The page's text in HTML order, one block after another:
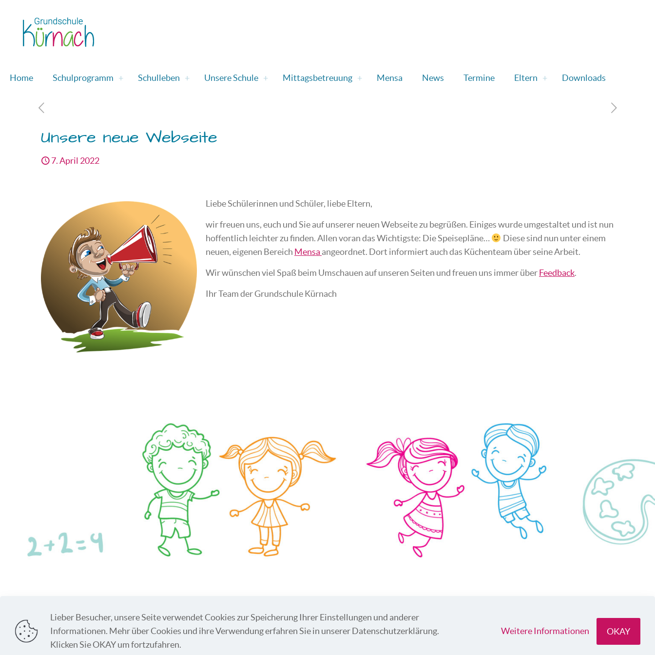
Home Schulprogramm Schulleben Unsere Schule Mittagsbetreuung Mensa News Termine Eltern Downloads
Unsere neue Webseite
7. April 2022
Liebe Schülerinnen und Schüler, liebe Eltern,
wir freuen uns, euch und Sie auf unserer neuen Webseite zu begrüßen. Einiges wurde umgestaltet und ist nun
hoffentlich leichter zu finden. Allen voran das Wichtigste: Die Speisepläne…
Diese sind nun unter einem
neuen, eigenen Bereich Mensa angeordnet. Dort informiert auch das Küchenteam über seine Arbeit.
Wir wünschen viel Spaß beim Umschauen auf unseren Seiten und freuen uns immer überFeedback.
Ihr Team der Grundschule Kürnach
Made in Germany bywebfactor media GmbH Datenschutz
Lieber Besucher, unsere Seite verwendet Cookies zur Speicherung Ihrer Einstellungen und anderer
Informationen. Mehr über Cookies und ihre Verwendung erfahren Sie in unserer Datenschutzerklärung.
Klicken Sie OKAY um fortzufahren.
Weitere Informationen OKAY